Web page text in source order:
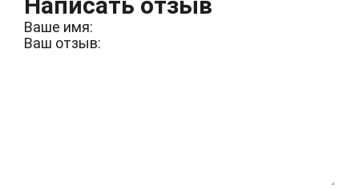
Ваше имя:
Ваш отзыв: